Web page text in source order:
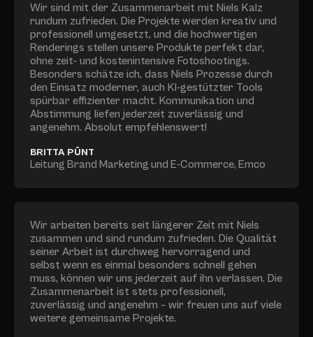
Wir sind mit der Zusammenarbeit mit Niels Kalz
rundum zufrieden. Die Projekte werden kreativ und
professionell umgesetzt, und die hochwertigen
Renderings stellen unsere Produkte perfekt dar,
ohne zeit- und kostenintensive Fotoshootings.
Besonders schätze ich, dass Niels Prozesse durch
den Einsatz moderner, auch KI‑gestützter Tools
spürbar effizienter macht. Kommunikation und
Abstimmung liefen jederzeit zuverlässig und
angenehm. Absolut empfehlenswert!
BRITTA PÜNT
Leitung Brand Marketing und E-Commerce,Emco
Wir arbeiten bereits seit längerer Zeit mit Niels
zusammen und sind rundum zufrieden. Die Qualität
seiner Arbeit ist durchweg hervorragend und
selbst wenn es einmal besonders schnell gehen
muss, können wir uns jederzeit auf ihn verlassen. Die
Zusammenarbeit ist stets professionell,
zuverlässig und angenehm – wir freuen uns auf viele
weitere gemeinsame Projekte.